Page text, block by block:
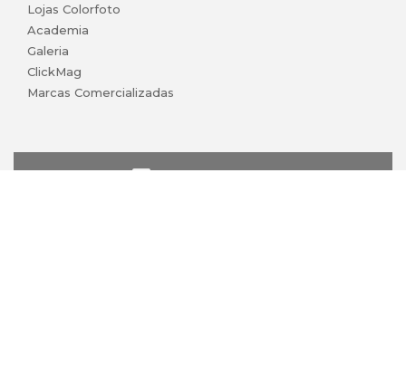
Lojas Colorfoto
Academia
Galeria
ClickMag
Marcas Comercializadas
lojaonline@colorfoto.pt